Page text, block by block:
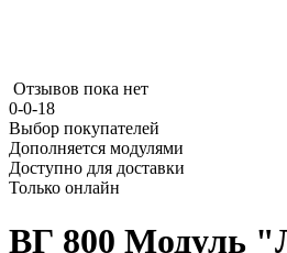
Отзывов пока нет
0-0-18
Выбор покупателей
Дополняется модулями
Доступно для доставки
Только онлайн
ВГ 800 Модуль